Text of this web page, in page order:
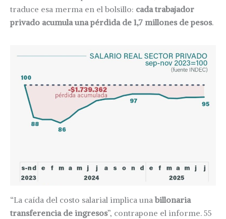
traduce esa merma en el bolsillo: cada trabajador
privado acumula una pérdida de 1,7 millones de pesos.
“La caída del costo salarial implica unabillonaria
transferencia de ingresos”, contrapone el informe. 55